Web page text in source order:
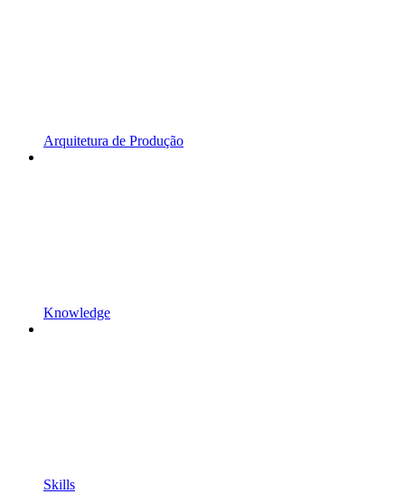
Arquitetura de Produção
Knowledge
Skills